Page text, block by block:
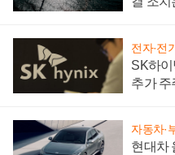
전자·전
SK하
추가 주
자동차·
현대차